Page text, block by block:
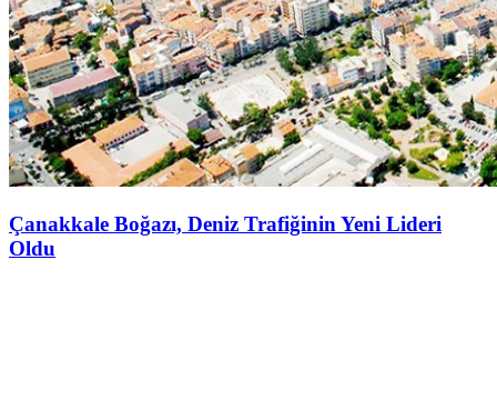
Çanakkale Boğazı, Deniz Trafiğinin Yeni Lideri
Oldu